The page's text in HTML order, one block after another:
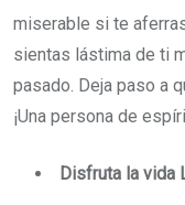
miserable si te
sientas lástima de ti
pasado. Deja paso a
¡Una persona de
Disfruta la vida